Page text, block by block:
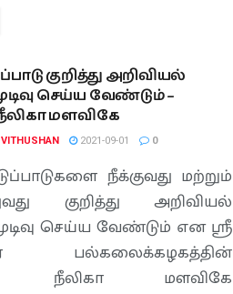
குறித்து அறிவியல்
செய்ய வேண்டும் –
நீலிகா மளவிகே
2021-09-01 0
நீக்குவது மற்றும்
குறித்து அறிவியல்
செய்ய வேண்டும் என ஸ்ரீ
பல்கலைக்கழகத்தின்
நீலிகா மளவிகே